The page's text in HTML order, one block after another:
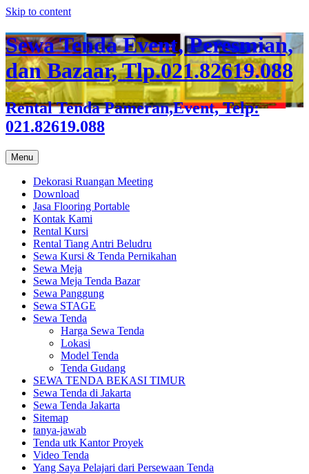
Skip to content
Sewa Tenda Event, Peresmian,
dan Bazaar, Tlp.021.82619.088
Rental Tenda Pameran,Event, Telp:
021.82619.088
Menu
Dekorasi Ruangan Meeting
Download
Jasa Flooring Portable
Kontak Kami
Rental Kursi
Rental Tiang Antri Beludru
Sewa Kursi & Tenda Pernikahan
Sewa Meja
Sewa Meja Tenda Bazar
Sewa Panggung
Sewa STAGE
Sewa Tenda
Harga Sewa Tenda
Lokasi
Model Tenda
Tenda Gudang
SEWA TENDA BEKASI TIMUR
Sewa Tenda di Jakarta
Sewa Tenda Jakarta
Sitemap
tanya-jawab
Tenda utk Kantor Proyek
Video Tenda
Yang Saya Pelajari dari Persewaan Tenda